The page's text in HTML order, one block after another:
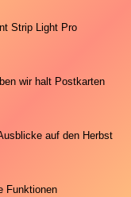
Strip Light Pro
wir halt Postkarten
auf den Herbst
Funktionen